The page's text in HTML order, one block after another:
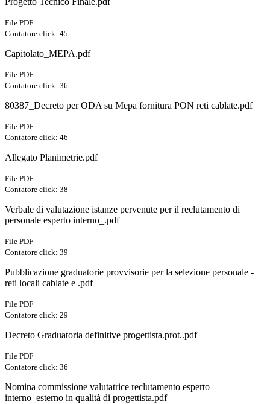
File PDF
Contatore click: 45
Capitolato_MEPA.pdf
File PDF
Contatore click: 36
80387_Decreto per ODA su Mepa fornitura PON reti cablate.pdf
File PDF
Contatore click: 46
Allegato Planimetrie.pdf
File PDF
Contatore click: 38
Verbale di valutazione istanze pervenute per il reclutamento di
personale esperto interno_.pdf
File PDF
Contatore click: 39
Pubblicazione graduatorie provvisorie per la selezione personale -
reti locali cablate e .pdf
File PDF
Contatore click: 29
Decreto Graduatoria definitive progettista.prot..pdf
File PDF
Contatore click: 36
Nomina commissione valutatrice reclutamento esperto
interno_esterno in qualità di progettista.pdf